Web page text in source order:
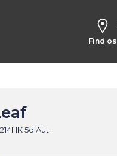
Find os
5d Aut.